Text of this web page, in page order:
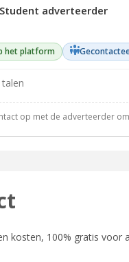
Student adverteerder
het platform
op met de adverteerder
kosten, 100% gratis voor